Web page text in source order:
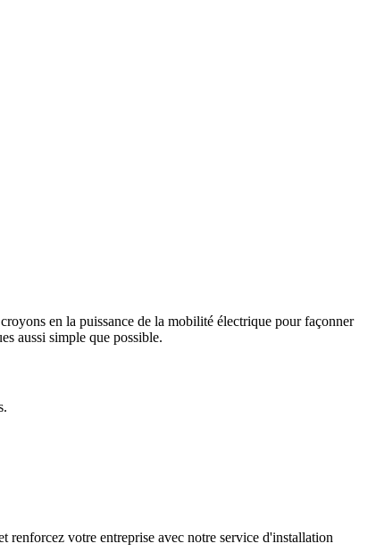
en la puissance de la mobilité électrique pour façonner
aussi simple que possible.
renforcez votre entreprise avec notre service d'installation